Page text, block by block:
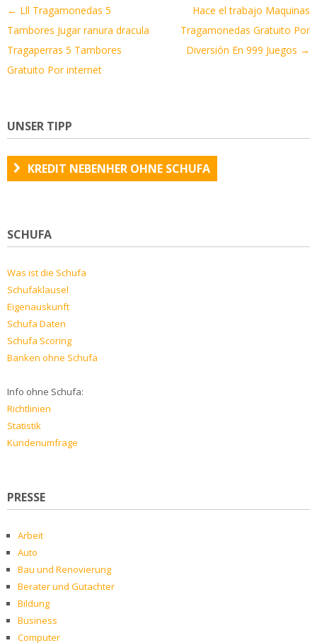
Artikel-
Navigation
← Lll Tragamonedas 5
Tambores Jugar ranura dracula
Tragaperras 5 Tambores
Gratuito Por internet
Hace el trabajo Maquinas
Tragamonedas Gratuito Por
Diversión En 999 Juegos →
UNSER TIPP
KREDIT NEBENHER OHNE SCHUFA
SCHUFA
Was ist die Schufa
Schufaklausel
Eigenauskunft
Schufa Daten
Schufa Scoring
Banken ohne Schufa
Info ohne Schufa:
Richtlinien
Statistik
Kundenumfrage
PRESSE
Arbeit
Auto
Bau und Renovierung
Berater und Gutachter
Bildung
Business
Computer